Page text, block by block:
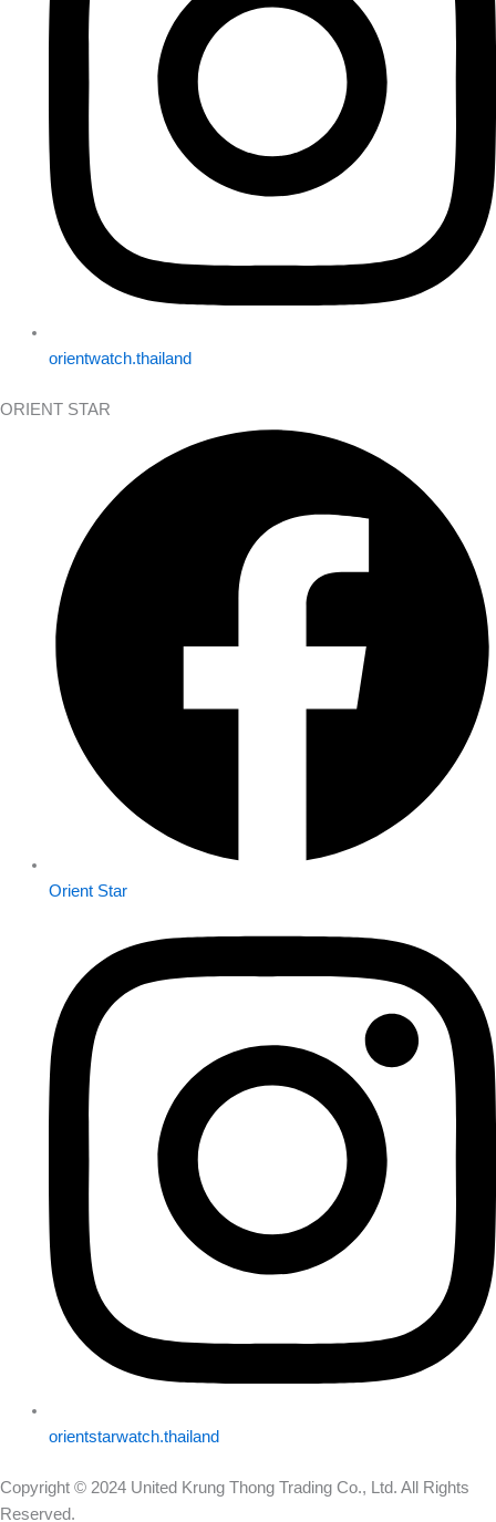
orientwatch.thailand
ORIENT STAR
Orient Star
orientstarwatch.thailand
Copyright © 2024 United Krung Thong Trading Co., Ltd. All Rights
Reserved.